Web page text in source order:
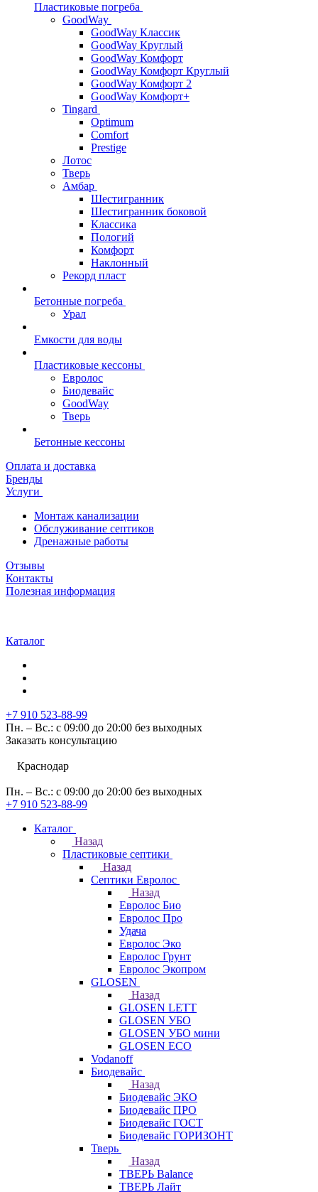
Пластиковые погреба
GoodWay
GoodWay Классик
GoodWay Круглый
GoodWay Комфорт
GoodWay Комфорт Круглый
GoodWay Комфорт 2
GoodWay Комфорт+
Tingard
Optimum
Comfort
Prestige
Лотос
Тверь
Амбар
Шестигранник
Шестигранник боковой
Классика
Пологий
Комфорт
Наклонный
Рекорд пласт
Бетонные погреба
Урал
Емкости для воды
Пластиковые кессоны
Евролос
Биодевайс
GoodWay
Тверь
Бетонные кессоны
Оплата и доставка
Бренды
Услуги
Монтаж канализации
Обслуживание септиков
Дренажные работы
Отзывы
Контакты
Полезная информация
Каталог
+7 910 523-88-99
Пн. – Вс.: с 09:00 до 20:00 без выходных
Заказать консультацию
Краснодар
Пн. – Вс.: с 09:00 до 20:00 без выходных
+7 910 523-88-99
Каталог
Назад
Пластиковые септики
Назад
Септики Евролос
Назад
Евролос Био
Евролос Про
Удача
Евролос Эко
Евролос Грунт
Евролос Экопром
GLOSEN
Назад
GLOSEN LETT
GLOSEN УБО
GLOSEN УБО мини
GLOSEN ECO
Vodanoff
Биодевайс
Назад
Биодевайс ЭКО
Биодевайс ПРО
Биодевайс ГОСТ
Биодевайс ГОРИЗОНТ
Тверь
Назад
ТВЕРЬ Balance
ТВЕРЬ Лайт